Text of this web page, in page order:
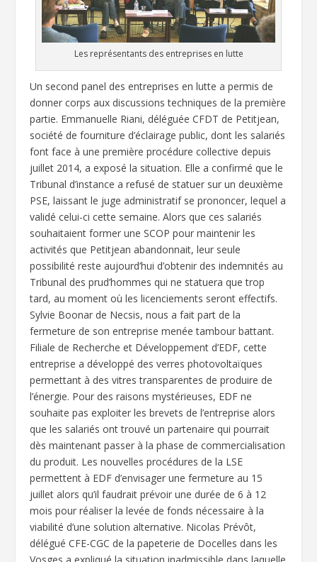
Les représentants des entreprises en lutte
Un second panel des entreprises en lutte a permis de
donner corps aux discussions techniques de la première
partie. Emmanuelle Riani, déléguée CFDT de Petitjean,
société de fourniture d’éclairage public, dont les salariés
font face à une première procédure collective depuis
juillet 2014, a exposé la situation. Elle a confirmé que le
Tribunal d’instance a refusé de statuer sur un deuxième
PSE, laissant le juge administratif se prononcer, lequel a
validé celui-ci cette semaine. Alors que ces salariés
souhaitaient former une SCOP pour maintenir les
activités que Petitjean abandonnait, leur seule
possibilité reste aujourd’hui d’obtenir des indemnités au
Tribunal des prud’hommes qui ne statuera que trop
tard, au moment où les licenciements seront effectifs.
Sylvie Boonar de Necsis, nous a fait part de la
fermeture de son entreprise menée tambour battant.
Filiale de Recherche et Développement d’EDF, cette
entreprise a développé des verres photovoltaïques
permettant à des vitres transparentes de produire de
l’énergie. Pour des raisons mystérieuses, EDF ne
souhaite pas exploiter les brevets de l’entreprise alors
que les salariés ont trouvé un partenaire qui pourrait
dès maintenant passer à la phase de commercialisation
du produit. Les nouvelles procédures de la LSE
permettent à EDF d’envisager une fermeture au 15
juillet alors qu’il faudrait prévoir une durée de 6 à 12
mois pour réaliser la levée de fonds nécessaire à la
viabilité d’une solution alternative. Nicolas Prévôt,
délégué CFE-CGC de la papeterie de Docelles dans les